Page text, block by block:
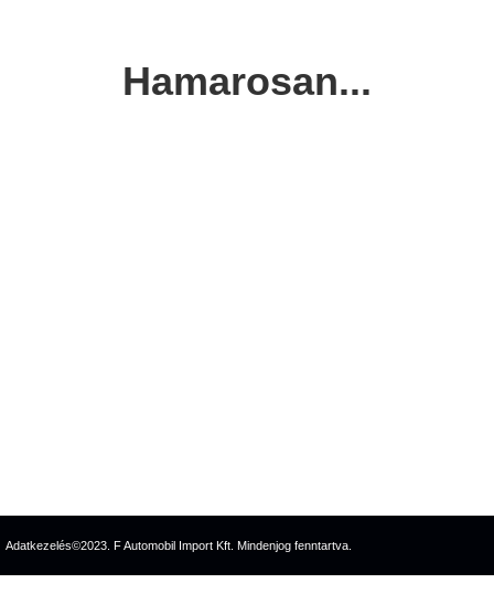
Hamarosan...
Adatkezelés©2023. F Automobil Import Kft. Mindenjog fenntartva.